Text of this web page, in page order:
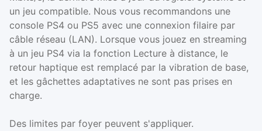
un jeu compatible. Nous vous recommandons une
console PS4 ou PS5 avec une connexion filaire par
câble réseau (LAN). Lorsque vous jouez en streaming
à un jeu PS4 via la fonction Lecture à distance, le
retour haptique est remplacé par la vibration de base,
et les gâchettes adaptatives ne sont pas prises en
charge.
Des limites par foyer peuvent s'appliquer.